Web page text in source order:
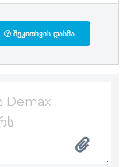
ᲨᲔᲙᲘᲗᲮᲕᲘᲡ ᲓᲐᲡᲛᲐ